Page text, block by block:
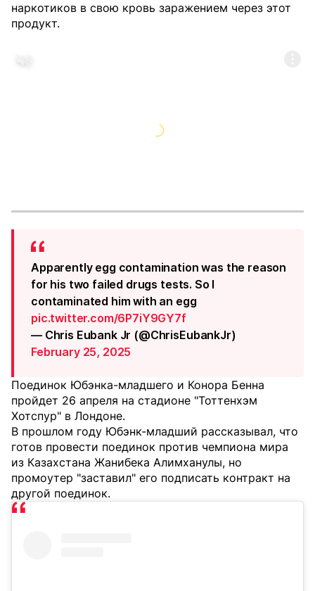
наркотиков в свою кровь заражением через этот
продукт.
Apparently egg contamination was the reason
for his two failed drugs tests. So I
contaminated him with an egg
pic.twitter.com/6P7iY9GY7f
— Chris Eubank Jr (@ChrisEubankJr)
February 25, 2025
Поединок Юбэнка-младшего и Конора Бенна
пройдет 26 апреля на стадионе "Тоттенхэм
Хотспур" в Лондоне.
В прошлом году Юбэнк-младший рассказывал, что
готов провести поединок против чемпиона мира
из Казахстана Жанибека Алимханулы, но
промоутер "заставил" его подписать контракт на
другой поединок.